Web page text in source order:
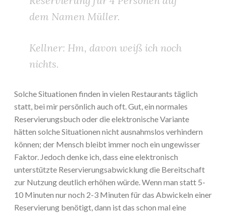
dem Namen Müller.
Kellner: Hm, davon weiß ich noch
nichts.
Solche Situationen finden in vielen Restaurants täglich
statt, bei mir persönlich auch oft. Gut, ein normales
Reservierungsbuch oder die elektronische Variante
hätten solche Situationen nicht ausnahmslos verhindern
können; der Mensch bleibt immer noch ein ungewisser
Faktor. Jedoch denke ich, dass eine elektronisch
unterstützte Reservierungsabwicklung die Bereitschaft
zur Nutzung deutlich erhöhen würde. Wenn man statt 5-
10 Minuten nur noch 2-3 Minuten für das Abwickeln einer
Reservierung benötigt, dann ist das schon mal eine